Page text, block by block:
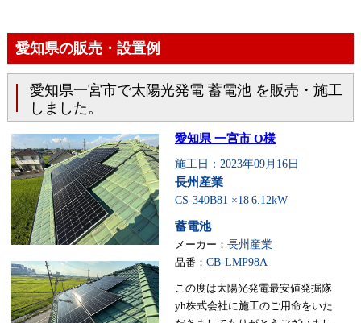
愛知県の販売・設置例
愛知県一宮市で太陽光発電 蓄電池 を販売・施工
しました。
愛知県 一宮市 O様
施工日：2023年09月16日
長州産業
CS-340B81 ×18 6.12kW
蓄電池
メーカー： 長州産業
品番： CB-LMP98A
この度は太陽光発電最安値発掘隊
yh株式会社に施工のご用命をいた